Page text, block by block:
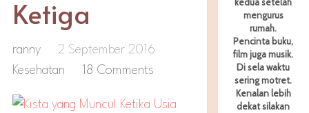
Ketiga
ranny
2 September 2016
Kesehatan
18 Comments
mengurus
rumah.
Pencinta buku,
film juga musik.
Di sela waktu
sering motret.
Kenalan lebih
dekat silakan